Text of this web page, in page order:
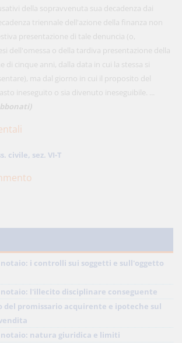
della sopravvenuta sua decadenza dai
triennale dell'azione della finanza non
presentazione di tale denuncia (o,
dell'omessa o della tardiva presentazione della
di cinque anni, dalla data in cui la stessa si
ma dal giorno in cui il proposito del
ineseguito o sia divenuto ineseguibile. ...
civile, sez. VI-T
i controlli sui soggetti e sull'oggetto
l'illecito disciplinare conseguente
del promissario acquirente e ipoteche sul
notaio: natura giuridica e limiti